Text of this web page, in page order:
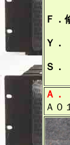
Ｆ．
Ｙ．
Ｓ．
Ａ．
Ａ０